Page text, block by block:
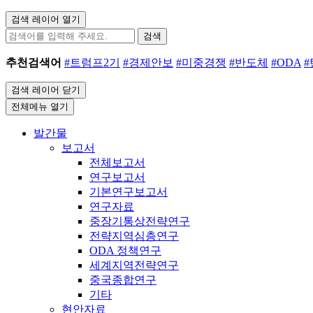
검색 레이어 열기
검색
추천검색어 #트럼프2기 #경제안보 #미중경쟁 #반도체 #ODA #
검색 레이어 닫기
전체메뉴 열기
발간물
보고서
전체보고서
연구보고서
기본연구보고서
연구자료
중장기통상전략연구
전략지역심층연구
ODA 정책연구
세계지역전략연구
중국종합연구
기타
현안자료